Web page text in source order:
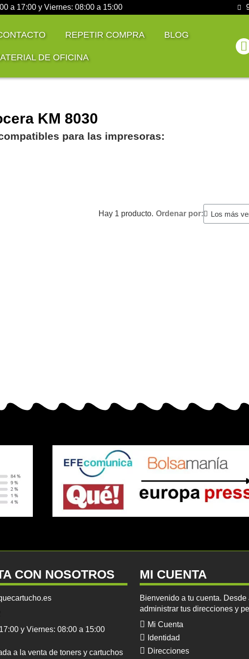
a 17:00 y Viernes: 08:00 a 15:00
REPETIR COMPRA BLOG
DE OFICINA
KM 8030
para las impresoras:
Hay 1 producto. Ordenar por:
CON NOSOTROS
y Viernes: 08:00 a 15:00
a la venta de toners y cartuchos
MI CUENTA
Bienvenido a tu cuenta.
administrar tus direcciones y
Mi Cuenta
Identidad
Direcciones